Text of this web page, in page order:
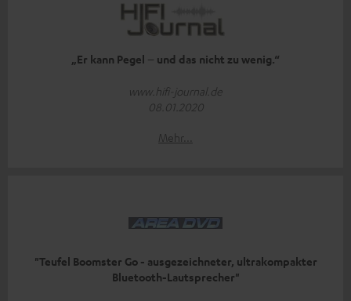
„Er kann Pegel – und das nicht zu wenig.“
www.hifi-journal.de
08.01.2020
Mehr...
"Teufel Boomster Go - ausgezeichneter, ultrakompakter
Bluetooth-Lautsprecher"